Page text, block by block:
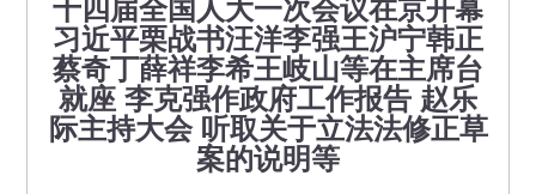
社科讲堂
科普活动
十四届全国人大一次会议在京开幕
习近平栗战书汪洋李强王沪宁韩正
蔡奇丁薛祥李希王岐山等在主席台
就座 李克强作政府工作报告 赵乐
际主持大会 听取关于立法法修正草
案的说明等